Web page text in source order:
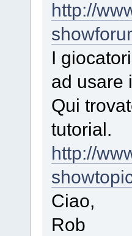
http://
I
ad usare
Qui
tutorial.
http://
Ciao,
Rob